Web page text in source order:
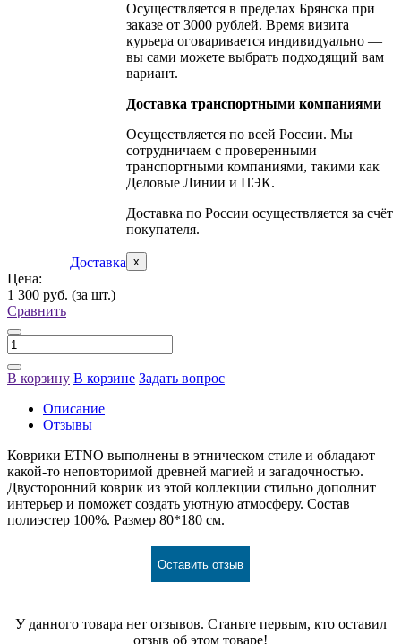
Доставка
Осуществляется в пределах Брянска при
заказе от 3000 рублей. Время визита
курьера оговаривается индивидуально —
вы сами можете выбрать подходящий вам
вариант.
Доставка транспортными компаниями
Осуществляется по всей России. Мы
сотрудничаем с проверенными
транспортными компаниями, такими как
Деловые Линии и ПЭК.
Доставка по России осуществляется за счёт
покупателя.
x
Цена:
1 300 руб. (за шт.)
Сравнить
В корзину В корзине Задать вопрос
Описание
Отзывы
Коврики ETNO выполнены в этническом стиле и обладают
какой-то неповторимой древней магией и загадочностью.
Двусторонний коврик из этой коллекции стильно дополнит
интерьер и поможет создать уютную атмосферу. Состав
полиэстер 100%. Размер 80*180 см.
Оставить отзыв
У данного товара нет отзывов. Станьте первым, кто оставил
отзыв об этом товаре!